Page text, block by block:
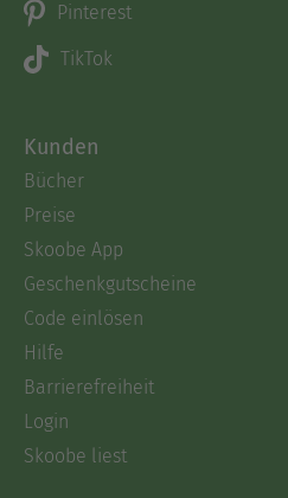
Pinterest
TikTok
Kunden
Bücher
Preise
Skoobe App
Geschenkgutscheine
Code einlösen
Hilfe
Barrierefreiheit
Login
Skoobe liest